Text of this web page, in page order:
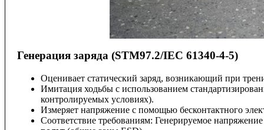
Генерация заряда (STM97.2/IEC 61340-4-5)
Оценивает статический заряд, возникающий при
Имитация ходьбы с использованием
контролируемых условиях).
Измеряет напряжение с помощью бесконтактного
Соответствие требованиям: Генерируемое